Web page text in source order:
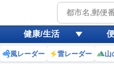
健康/生活
風レーダー 雷レーダー 山